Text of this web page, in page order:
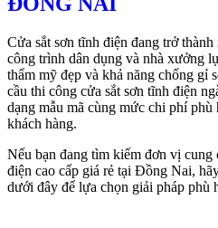
Cửa sắt sơn tĩnh điện đang trở
công trình dân dụng và nhà xưởng
thẩm mỹ đẹp và khả năng chống gỉ
cầu thi công cửa sắt sơn tĩnh điện
dạng mẫu mã cùng mức chi phí
khách hàng.
Nếu bạn đang tìm kiếm đơn vị cung
điện cao cấp giá rẻ tại Đồng Nai,
dưới đây để lựa chọn giải pháp phù